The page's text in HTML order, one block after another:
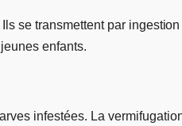
se transmettent par
enfants.
infestées. La